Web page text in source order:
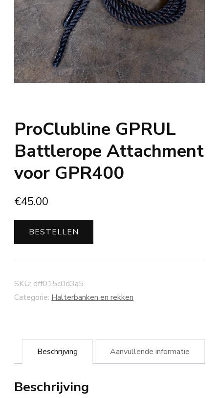
ProClubline GPRUL
Battlerope Attachment
voor GPR400
€45.00
BESTELLEN
SKU: dff015c0d3a5
Categorie: Halterbanken en rekken
Beschrijving Aanvullende informatie
Beschrijving